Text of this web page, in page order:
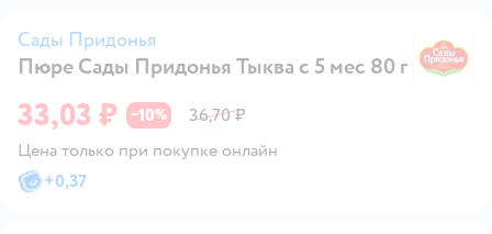
Сады Придонья
Пюре Сады Придонья Тыква с 5 мес 80 г
33,03 ₽ −10%
36,70 ₽
Цена только при покупке онлайн
+0,37